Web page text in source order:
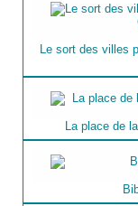
Le sort des villes
La place de